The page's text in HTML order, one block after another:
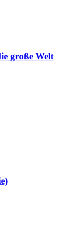
große Welt